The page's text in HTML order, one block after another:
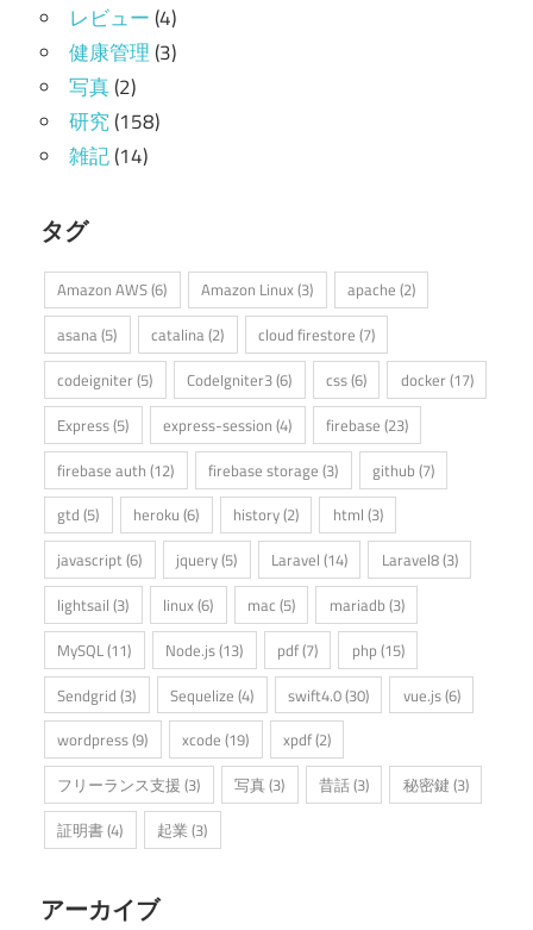
レビュー(4)
健康管理(3)
写真(2)
研究(158)
雑記(14)
タグ
Amazon AWS(6) Amazon Linux(3) apache (2)
asana (5) catalina (2) cloud firestore (7)
codeigniter (5) CodeIgniter3(6) css(6) docker (17)
Express(5) express-session (4) firebase (23)
firebase auth (12) firebase storage (3) github (7)
gtd (5) heroku (6) history(2) html (3)
javascript(6) jquery(5) Laravel (14) Laravel8(3)
lightsail (3) linux(6) mac (5) mariadb (3)
MySQL(11) Node.js(13) pdf(7) php(15)
Sendgrid (3) Sequelize (4) swift4.0(30) vue.js(6)
wordpress(9) xcode (19) xpdf(2)
フリーランス支援 (3) 写真(3) 昔話(3) 秘密鍵 (3)
証明書(4) 起業 (3)
アーカイブ